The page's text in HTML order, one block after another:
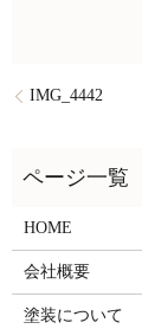
IMG_4442
HOME
会社概要
塗装について